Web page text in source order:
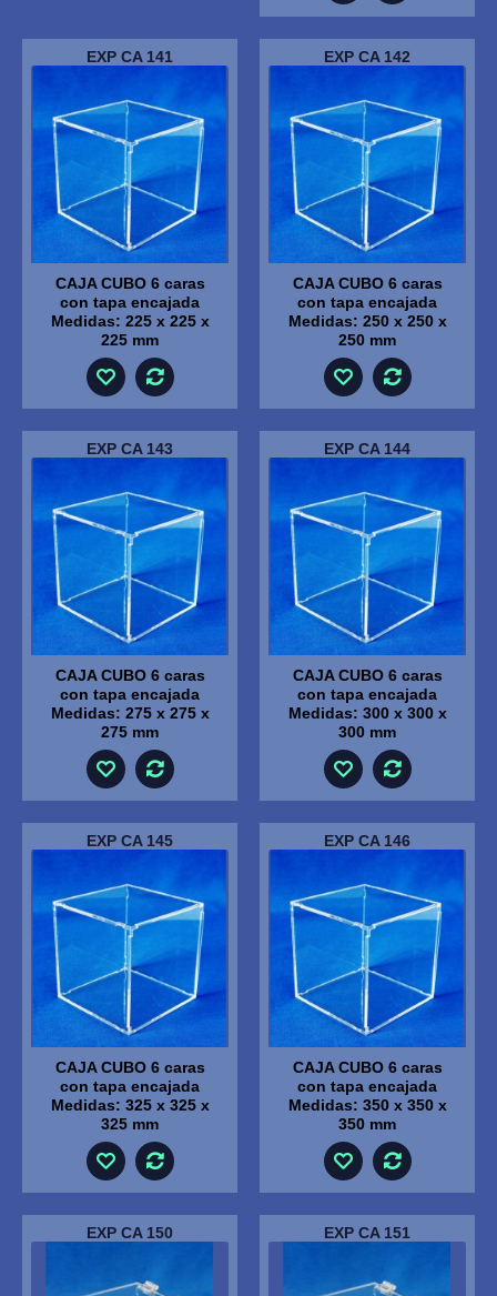
EXP CA 141
CAJA CUBO 6 caras
con tapa encajada
Medidas: 225 x 225 x
225 mm
EXP CA 142
CAJA CUBO 6 caras
con tapa encajada
Medidas: 250 x 250 x
250 mm
EXP CA 143
CAJA CUBO 6 caras
con tapa encajada
Medidas: 275 x 275 x
275 mm
EXP CA 144
CAJA CUBO 6 caras
con tapa encajada
Medidas: 300 x 300 x
300 mm
EXP CA 145
CAJA CUBO 6 caras
con tapa encajada
Medidas: 325 x 325 x
325 mm
EXP CA 146
CAJA CUBO 6 caras
con tapa encajada
Medidas: 350 x 350 x
350 mm
EXP CA 150 EXP CA 151